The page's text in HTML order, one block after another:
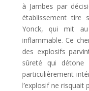
à Jambes par
établissement tire
Yonck, qui mit
inflammable. Ce
des explosifs
sûreté qui détone
particulièrement
l’explosif ne risquait